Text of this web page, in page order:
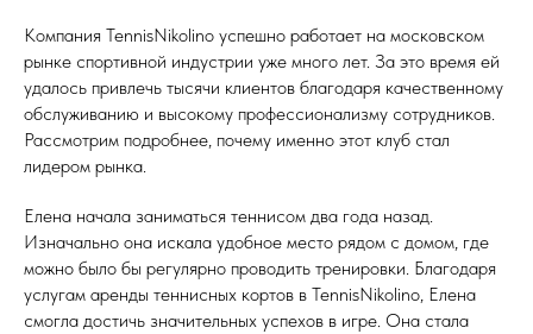
Компания TennisNikolino успешно работает на московском
рынке спортивной индустрии уже много лет. За это время ей
удалось привлечь тысячи клиентов благодаря качественному
обслуживанию и высокому профессионализму сотрудников.
Рассмотрим подробнее, почему именно этот клуб стал
лидером рынка.
Елена начала заниматься теннисом два года назад.
Изначально она искала удобное место рядом с домом, где
можно было бы регулярно проводить тренировки. Благодаря
услугам аренды теннисных кортов в TennisNikolino, Елена
смогла достичь значительных успехов в игре. Она стала